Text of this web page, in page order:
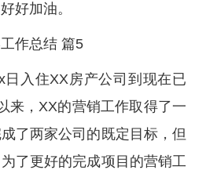
好加油。
作总结 篇5
日入住XX房产公司到现在已
来，XX的营销工作取得了一
了两家公司的既定目标，但
了更好的完成项目的营销工